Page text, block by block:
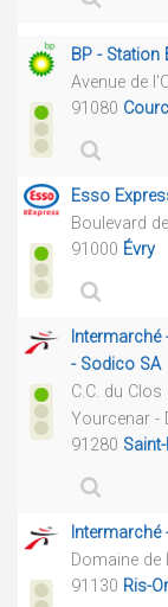
BP -
Avenue de
91080
Esso
Boulevard
91000 Évry
Intermarché
- Sodico SA
C.C. du
Yourcenar -
91280
Intermarché
Domaine de
91130 Ris-